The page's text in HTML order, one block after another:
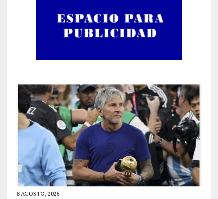
8 AGOSTO, 2026